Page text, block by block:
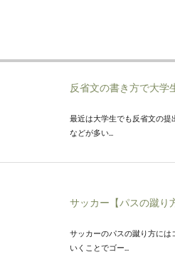
反省文の書き方で大学
最近は大学生でも反省文の
などが多い...
サッカー【パスの蹴り
サッカーのパスの蹴り方には
いくことでゴー...